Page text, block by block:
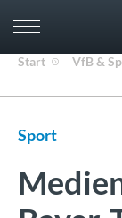
Start VfB &
Sport